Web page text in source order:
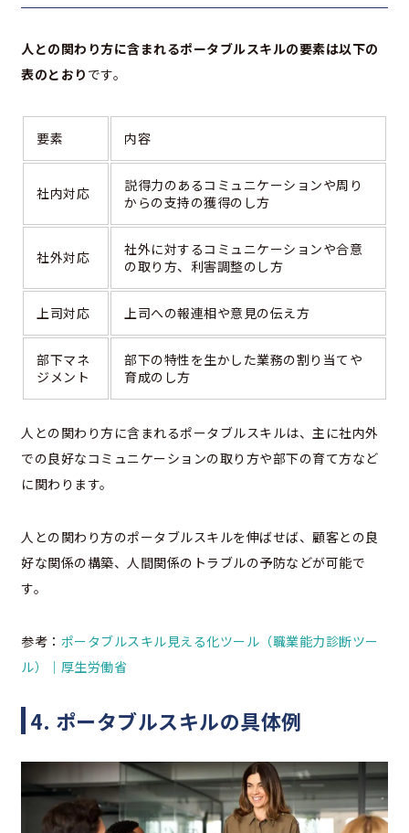
人との関わり方に含まれるポータブルスキルの要素は以下の
表のとおり です。
要素 内容
社内対応
説得力のあるコミュニケーションや周り
からの支持の獲得のし方
社外対応
社外に対するコミュニケーションや合意
の取り方、利害調整のし方
上司対応 上司への報連相や意見の伝え方
部下マネ
ジメント
部下の特性を生かした業務の割り当てや
育成のし方
人との関わり方に含まれるポータブルスキルは、主に社内外
での良好なコミュニケーションの取り方や部下の育て方など
に関わります。
人との関わり方のポータブルスキルを伸ばせば、顧客との良
好な関係の構築、人間関係のトラブルの予防などが可能で
す。
参考： ポータブルスキル見える化ツール（職業能力診断ツー
ル）｜厚生労働省
4. ポータブルスキルの具体例